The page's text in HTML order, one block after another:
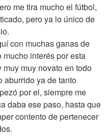
me tira mucho el fútbol,
pero ya lo único de
con muchas ganas de
interés por esta
muy novato en todo
aburrido ya de tanto
por el, siempre me
daba ese paso, hasta que
contento de pertenecer